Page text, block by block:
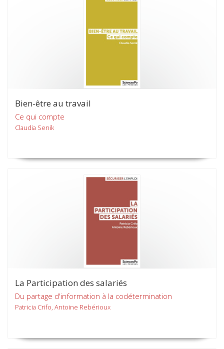
Bien-être au travail
Ce qui compte
Claudia Senik
La Participation des salariés
Du partage d'information à la codétermination
Patricia Crifo, Antoine Rebérioux